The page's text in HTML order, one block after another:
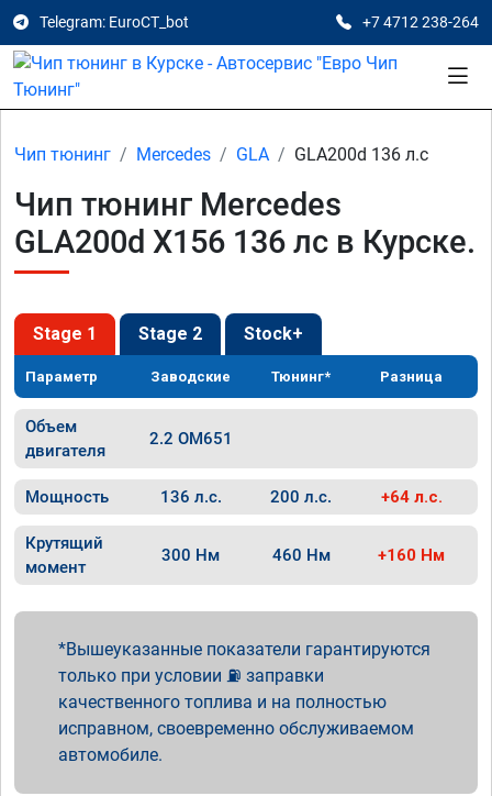
Telegram: EuroCT_bot +7 4712 238-264
Чип тюнинг Mercedes GLA GLA200d 136 л.с
Чип тюнинг Mercedes
GLA200d X156 136 лс в Курске.
Stage 1 Stage 2 Stock+
Параметр Заводские Тюнинг* Разница
Объем
двигателя
2.2 OM651
Мощность 136 л.с. 200 л.с. +64 л.с.
Крутящий
момент
300 Нм 460 Нм +160 Нм
Вышеуказанные показатели гарантируются
только при условии ⛽ заправки
качественного топлива и на полностью
исправном, своевременно обслуживаемом
автомобиле.